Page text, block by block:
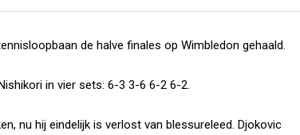
de halve finales op Wimbledon gehaald.
in vier sets: 6-3 3-6 6-2 6-2.
nu hij eindelijk is verlost van blessureleed. Djokovic